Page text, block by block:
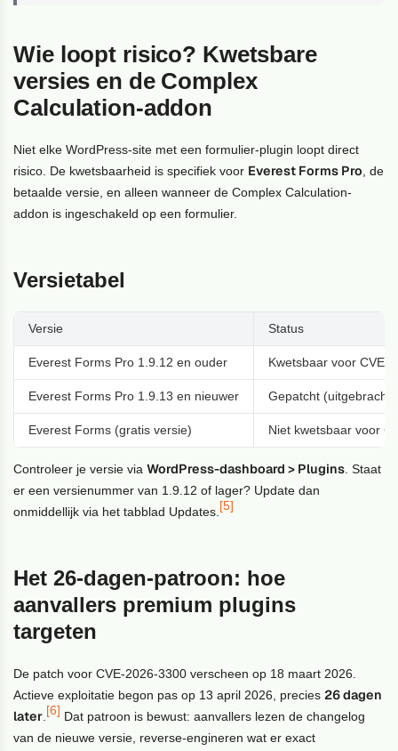
Wie loopt risico? Kwetsbare
versies en de Complex
Calculation-addon
Niet elke WordPress-site met een formulier-plugin loopt direct
risico. De kwetsbaarheid is specifiek voor Everest Forms Pro, de
betaalde versie, en alleen wanneer de Complex Calculation-
addon is ingeschakeld op een formulier.
Versietabel
Versie Status
Everest Forms Pro 1.9.12 en ouder Kwetsbaar voor CVE-
Everest Forms Pro 1.9.13 en nieuwer Gepatcht (uitgebracht
Everest Forms (gratis versie) Niet kwetsbaar voor
Controleer je versie viaWordPress-dashboard > Plugins. Staat
er een versienummer van 1.9.12 of lager? Update dan
onmiddellijk via het tabblad Updates.[5]
Het 26-dagen-patroon: hoe
aanvallers premium plugins
targeten
De patch voor CVE-2026-3300 verscheen op 18 maart 2026.
Actieve exploitatie begon pas op 13 april 2026, precies26 dagen
later.[6] Dat patroon is bewust: aanvallers lezen de changelog
van de nieuwe versie, reverse-engineren wat er exact